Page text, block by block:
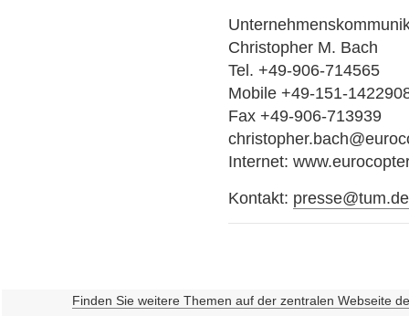
Christopher M. Bach
Tel. +49-906-714565
Mobile +49-151-
Fax +49-906-713939
Internet:
Kontakt: presse@tum.de
Finden Sie weitere Themen auf der zentralen Webseite